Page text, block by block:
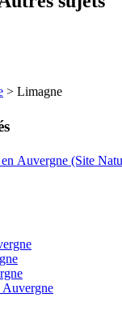
> Limagne
Auvergne (Site
Auvergne